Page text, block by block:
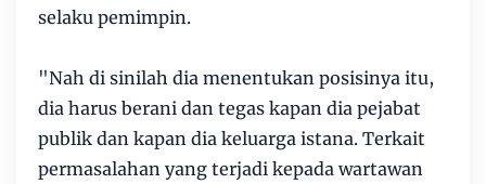
selaku pemimpin.
"Nah di sinilah dia menentukan posisinya itu,
dia harus berani dan tegas kapan dia pejabat
publik dan kapan dia keluarga istana. Terkait
permasalahan yang terjadi kepada wartawan